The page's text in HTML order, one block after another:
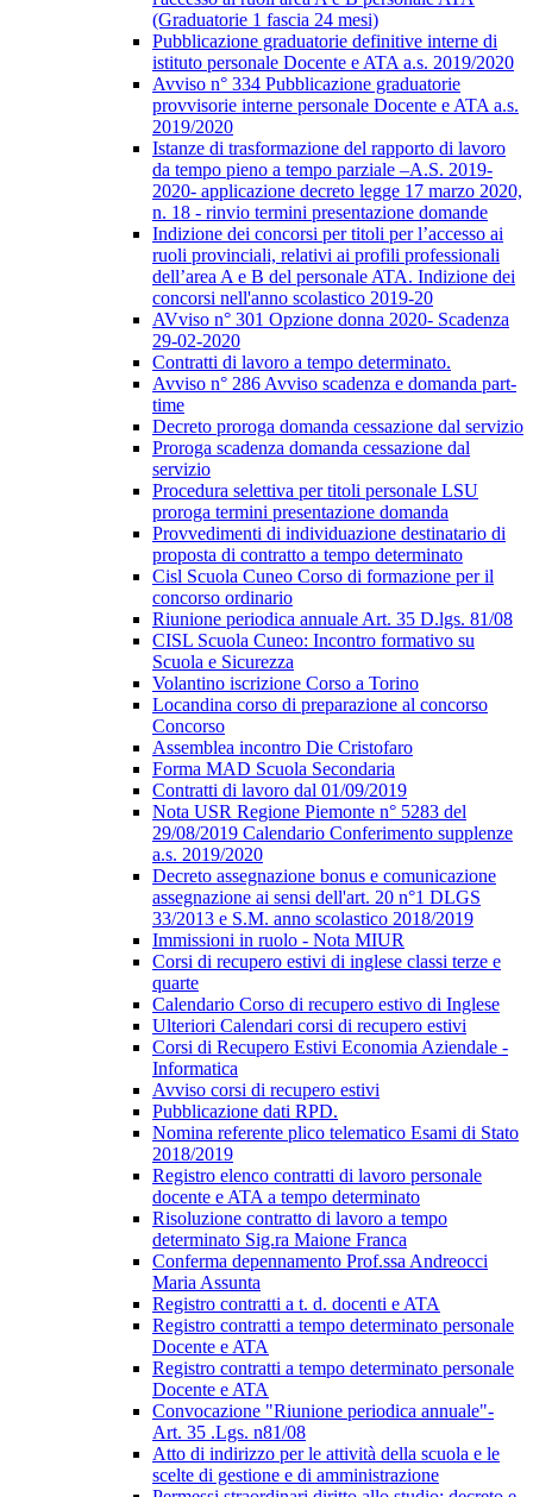
(Graduatorie 1 fascia 24 mesi)
Pubblicazione graduatorie definitive interne di
istituto personale Docente e ATA a.s. 2019/2020
Avviso n° 334 Pubblicazione graduatorie
provvisorie interne personale Docente e ATA a.s.
2019/2020
Istanze di trasformazione del rapporto di lavoro
da tempo pieno a tempo parziale –A.S. 2019-
2020- applicazione decreto legge 17 marzo 2020,
n. 18 - rinvio termini presentazione domande
Indizione dei concorsi per titoli per l’accesso ai
ruoli provinciali, relativi ai profili professionali
dell’area A e B del personale ATA. Indizione dei
concorsi nell'anno scolastico 2019-20
AVviso n° 301 Opzione donna 2020- Scadenza
29-02-2020
Contratti di lavoro a tempo determinato.
Avviso n° 286 Avviso scadenza e domanda part-
time
Decreto proroga domanda cessazione dal servizio
Proroga scadenza domanda cessazione dal
servizio
Procedura selettiva per titoli personale LSU
proroga termini presentazione domanda
Provvedimenti di individuazione destinatario di
proposta di contratto a tempo determinato
Cisl Scuola Cuneo Corso di formazione per il
concorso ordinario
Riunione periodica annuale Art. 35 D.lgs. 81/08
CISL Scuola Cuneo: Incontro formativo su
Scuola e Sicurezza
Volantino iscrizione Corso a Torino
Locandina corso di preparazione al concorso
Concorso
Assemblea incontro Die Cristofaro
Forma MAD Scuola Secondaria
Contratti di lavoro dal 01/09/2019
Nota USR Regione Piemonte n° 5283 del
29/08/2019 Calendario Conferimento supplenze
a.s. 2019/2020
Decreto assegnazione bonus e comunicazione
assegnazione ai sensi dell'art. 20 n°1 DLGS
33/2013 e S.M. anno scolastico 2018/2019
Immissioni in ruolo - Nota MIUR
Corsi di recupero estivi di inglese classi terze e
quarte
Calendario Corso di recupero estivo di Inglese
Ulteriori Calendari corsi di recupero estivi
Corsi di Recupero Estivi Economia Aziendale -
Informatica
Avviso corsi di recupero estivi
Pubblicazione dati RPD.
Nomina referente plico telematico Esami di Stato
2018/2019
Registro elenco contratti di lavoro personale
docente e ATA a tempo determinato
Risoluzione contratto di lavoro a tempo
determinato Sig.ra Maione Franca
Conferma depennamento Prof.ssa Andreocci
Maria Assunta
Registro contratti a t. d. docenti e ATA
Registro contratti a tempo determinato personale
Docente e ATA
Registro contratti a tempo determinato personale
Docente e ATA
Convocazione "Riunione periodica annuale"-
Art. 35 .Lgs. n81/08
Atto di indirizzo per le attività della scuola e le
scelte di gestione e di amministrazione